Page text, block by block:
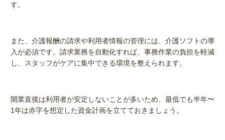
す。
また、介護報酬の請求や利用者情報の管理には、介護ソフトの導
入が必須です。請求業務を自動化すれば、事務作業の負担を軽減
し、スタッフがケアに集中できる環境を整えられます。
開業直後は利用者が安定しないことが多いため、最低でも半年〜
1年は赤字を想定した資金計画を立てておきましょう。